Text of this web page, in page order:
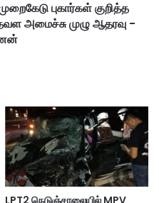
புகார்கள் குறித்த
அமைச்சு முழு ஆதரவு -
LPT2 நெடுஞ்சாலையில் MPV